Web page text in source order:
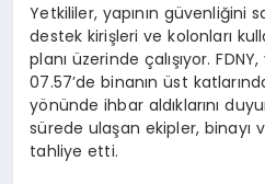
Yetkililer, yapının güvenliğini
destek kirişleri ve kolonları
planı üzerinde çalışıyor.
07.57’de binanın üst
yönünde ihbar aldıklarını
sürede ulaşan ekipler, binayı
tahliye etti.